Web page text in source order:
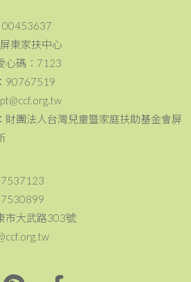
00453637
東家扶中心
心碼：7123
90767519
財團法人台灣兒童暨家庭扶助基金會屏
市大武路303號